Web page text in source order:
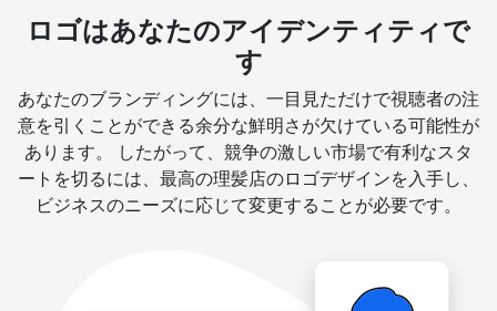
ロゴはあなたのアイデンティティで
す
あなたのブランディングには、一目見ただけで視聴者の注
意を引くことができる余分な鮮明さが欠けている可能性が
あります。 したがって、競争の激しい市場で有利なスタ
ートを切るには、最高の理髪店のロゴデザインを入手し、
ビジネスのニーズに応じて変更することが必要です。